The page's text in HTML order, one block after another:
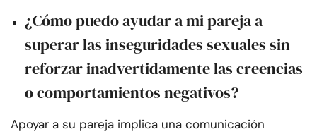
¿Cómo puedo ayudar a mi pareja a
superar las inseguridades sexuales sin
reforzar inadvertidamente las creencias
o comportamientos negativos?
Apoyar a su pareja implica una comunicación